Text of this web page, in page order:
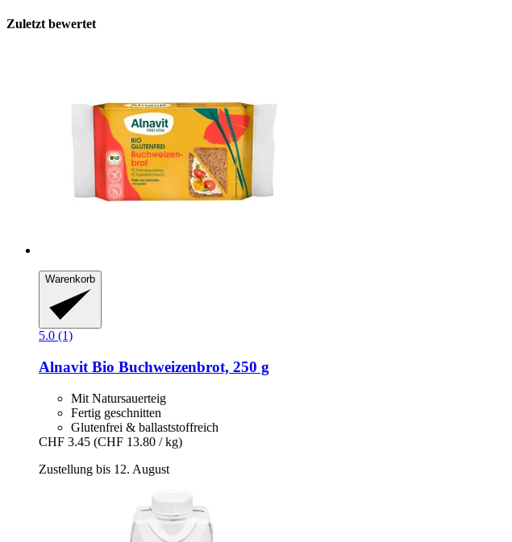
Zuletzt bewertet
Warenkorb
5.0 (1)
Alnavit Bio Buchweizenbrot, 250 g
Mit Natursauerteig
Fertig geschnitten
Glutenfrei & ballaststoffreich
CHF 3.45 (CHF 13.80 / kg)
Zustellung bis 12. August